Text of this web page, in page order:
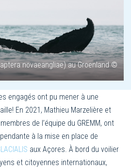
novaeangliae) au Groenland ©
engagés ont pu mener à une
En 2021, Mathieu Marzelière et
de l’équipe du GREMM, ont
à la mise en place de
aux Açores. À bord du voilier
et citoyennes internationaux,